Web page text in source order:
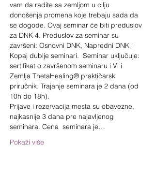
vam da radite sa zemljom u cilju
donošenja promena koje trebaju sada da
se dogode. Ovaj seminar će biti preduslov
za DNK 4. Preduslov za seminar su
završeni: Osnovni DNK, Napredni DNK i
Kopaj dublje seminari. ​ Seminar uključuje:
sertifikat o završenom seminaru i Vi i
Zemlja ThetaHealing® praktičarski
priručnik. Trajanje seminara je 2 dana (od
10h do 18h).
Prijave i rezervacija mesta su obavezne,
najkasnije 3 dana pre najavljenog
seminara. ​Cena  seminara je…
Pokaži više